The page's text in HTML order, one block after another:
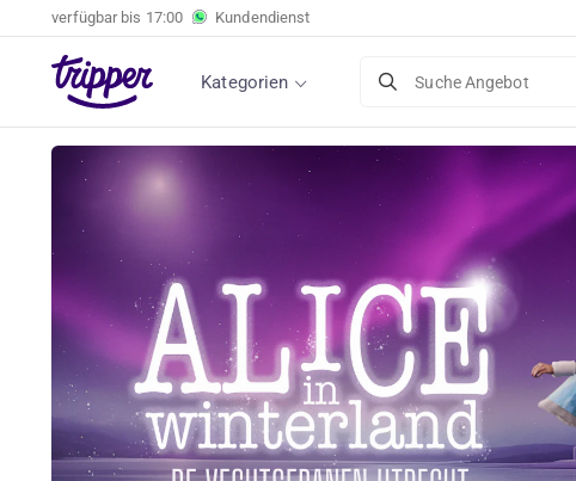
verfügbar bis 17:00 Kundendienst
Kategorien Suche Angebot
Premium-, 1., 2. oder 3. Klasse-Ticket für Alice im
Winterland